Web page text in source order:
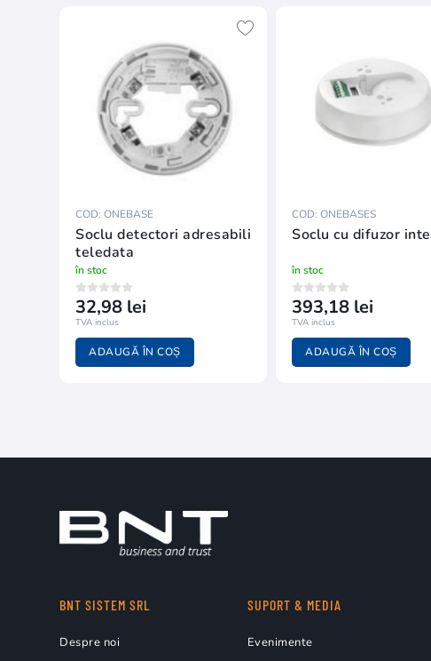
COD: ONEBASE
Soclu detectori adresabili
teledata
în stoc
32,98 lei
TVA inclus
ADAUGĂ ÎN COȘ
COD: ONEBASES
Soclu cu difuzor
în stoc
393,18 lei
TVA inclus
ADAUGĂ ÎN COȘ
BNT SISTEM SRL
Despre noi
SUPORT & MEDIA
Evenimente